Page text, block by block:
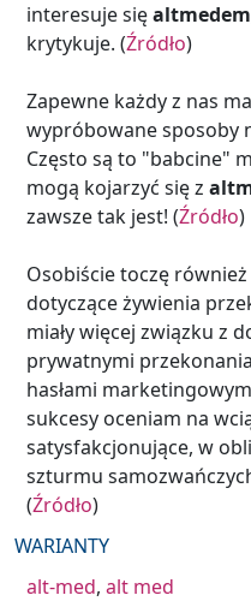
interesuje sięaltmedem
krytykuje. (Źródło)
Zapewne każdy z nas
wypróbowane sposoby
Często są to "babcine"
mogą kojarzyć się z
zawsze tak jest! (Źródło)
Osobiście toczę
dotyczące żywienia
miały więcej związku z
prywatnymi
hasłami
sukcesy oceniam na
satysfakcjonujące, w
szturmu
(Źródło)
WARIANTY
alt-med, alt med